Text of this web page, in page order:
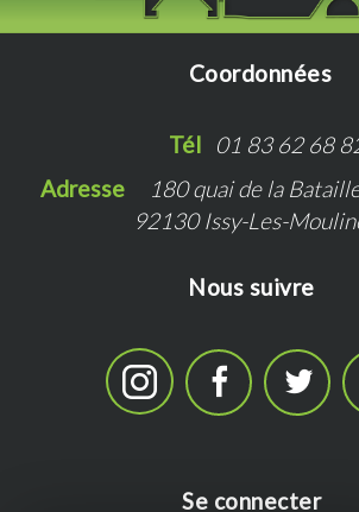
Coordonnées
Tél
01 83 62 68
Adresse
180 quai de la
92130 Issy-Les-
Nous suivre
Se connecter